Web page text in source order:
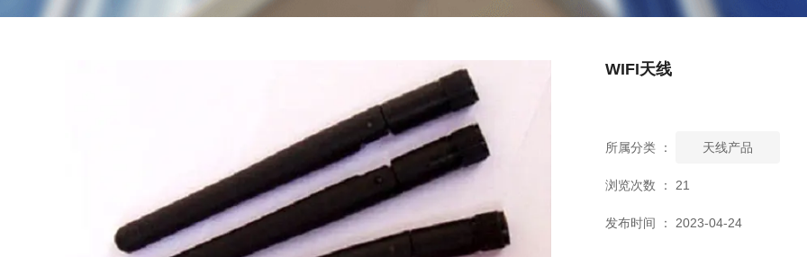
WIFI天线
所属分类 ： 天线产品
浏览次数 ： 21
发布时间 ： 2023-04-24